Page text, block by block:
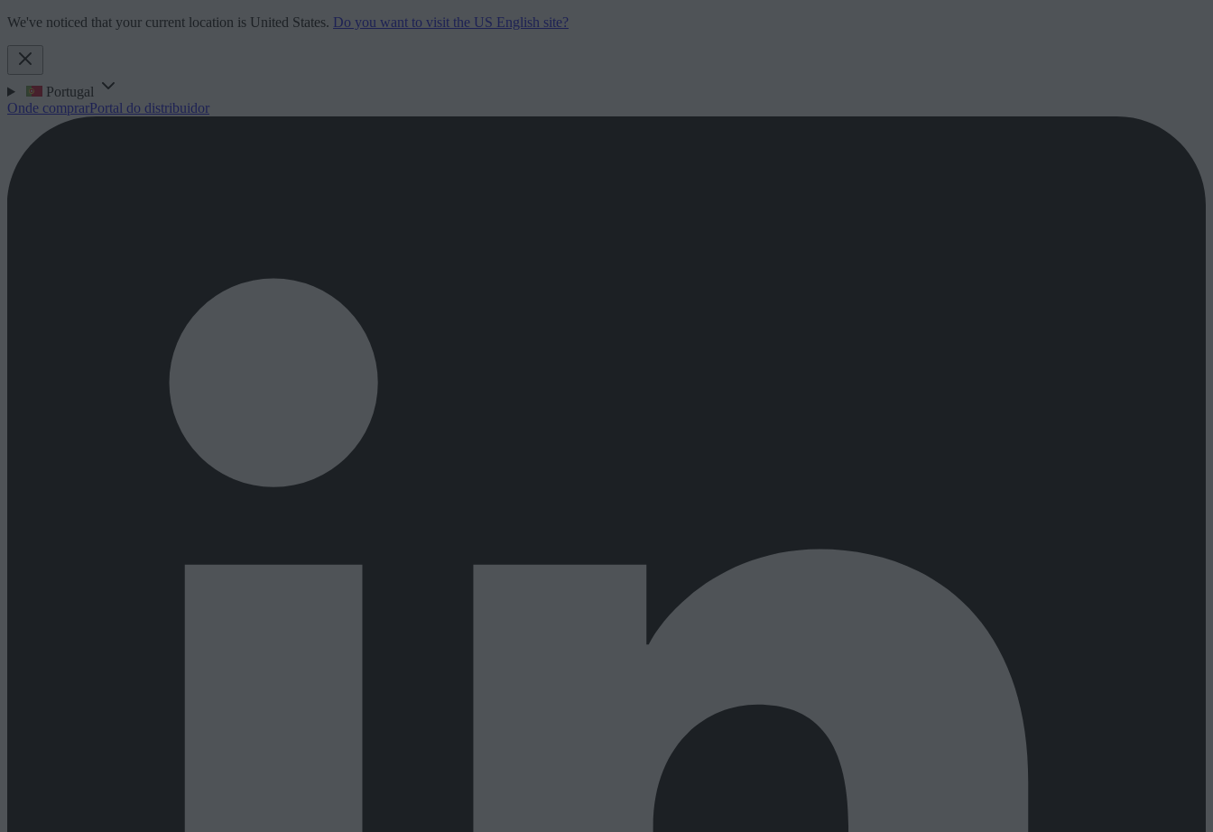
We've noticed that your current location is United States. Do you want to visit the US English site?
Portugal
Onde comprarPortal do distribuidor